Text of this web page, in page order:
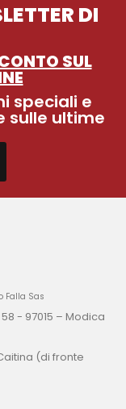
DI
SUL
speciali e
sulle ultime
Falla Sas
- 97015 – Modica
(di fronte